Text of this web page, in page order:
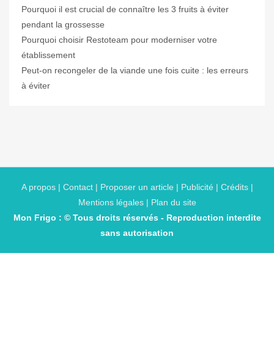
Pourquoi il est crucial de connaître les 3 fruits à éviter
pendant la grossesse
Pourquoi choisir Restoteam pour moderniser votre
établissement
Peut-on recongeler de la viande une fois cuite : les erreurs
à éviter
A propos | Contact | Proposer un article | Publicité | Crédits |
Mentions légales | Plan du site
Mon Frigo : © Tous droits réservés - Reproduction interdite
sans autorisation